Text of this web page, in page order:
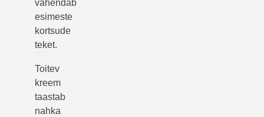
vähendab
esimeste
kortsude
teket.
Toitev
kreem
taastab
nahka